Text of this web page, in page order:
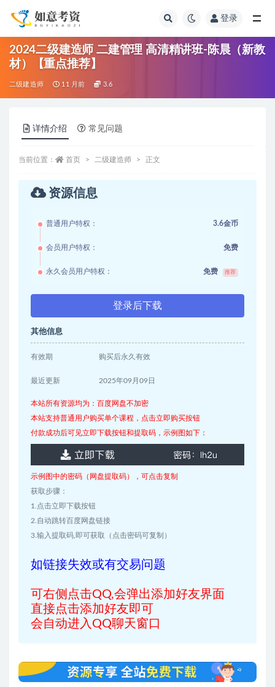
登录
2024二级建造师 二建管理 高清精讲班-陈晨（新教
材）【重点推荐】
二级建造师 11 月前 3.6
详情介绍 常见问题
当前位置： 首页 二级建造师 正文
资源信息
普通用户特权： 3.6金币
会员用户特权： 免费
永久会员用户特权： 免费 推荐
登录后下载
其他信息
有效期 购买后永久有效
最近更新 2025年09月09日
本站所有资源均为：百度网盘不加密
本站支持普通用户购买单个课程，点击立即购买按钮
付款成功后可见立即下载按钮和提取码，示例图如下：
示例图中的密码（网盘提取码），可点击复制
获取步骤：
1.点击立即下载按钮
2.自动跳转百度网盘链接
3.输入提取码,即可获取（点击密码可复制）
如链接失效或有交易问题
可右侧点击QQ,会弹出添加好友界面
直接点击添加好友即可
会自动进入QQ聊天窗口